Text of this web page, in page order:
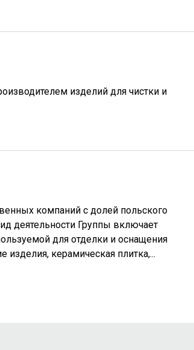
изделий для чистки и
компаний с долей польского
деятельности Группы включает
для отделки и оснащения
изделия, керамическая плитка,...